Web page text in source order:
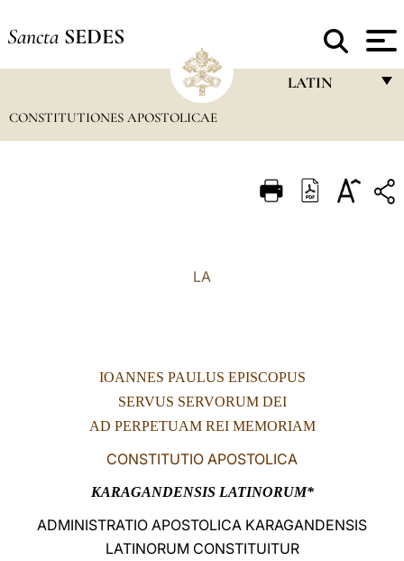
Sancta SEDES
LATIN
ITALIANO
中文
LATINE
CONSTITUTIONES APOSTOLICAE
LA
IOANNES PAULUS EPISCOPUS
SERVUS SERVORUM DEI
AD PERPETUAM REI MEMORIAM
CONSTITUTIO APOSTOLICA
KARAGANDENSIS LATINORUM*
ADMINISTRATIO APOSTOLICA KARAGANDENSIS
LATINORUM CONSTITUITUR